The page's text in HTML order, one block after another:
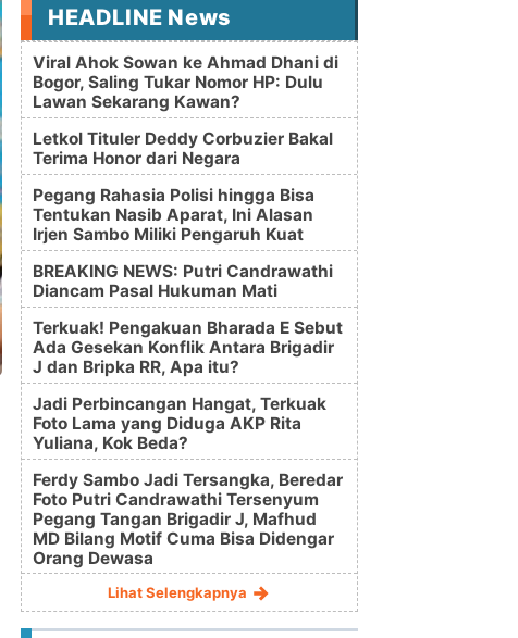
HEADLINE News
Viral Ahok Sowan ke Ahmad Dhani di
Bogor, Saling Tukar Nomor HP: Dulu
Lawan Sekarang Kawan?
Letkol Tituler Deddy Corbuzier Bakal
Terima Honor dari Negara
Pegang Rahasia Polisi hingga Bisa
Tentukan Nasib Aparat, Ini Alasan
Irjen Sambo Miliki Pengaruh Kuat
BREAKING NEWS: Putri Candrawathi
Diancam Pasal Hukuman Mati
Terkuak! Pengakuan Bharada E Sebut
Ada Gesekan Konflik Antara Brigadir
J dan Bripka RR, Apa itu?
Jadi Perbincangan Hangat, Terkuak
Foto Lama yang Diduga AKP Rita
Yuliana, Kok Beda?
Ferdy Sambo Jadi Tersangka, Beredar
Foto Putri Candrawathi Tersenyum
Pegang Tangan Brigadir J, Mafhud
MD Bilang Motif Cuma Bisa Didengar
Orang Dewasa
Lihat Selengkapnya